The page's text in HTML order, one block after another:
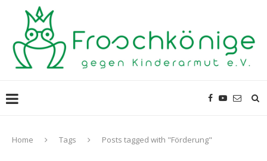
Home Tags Posts tagged with "Förderung"